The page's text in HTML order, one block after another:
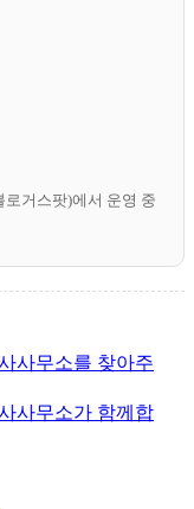
거스팟)에서 운영 중
사무소를 찾아주
사무소가 함께합